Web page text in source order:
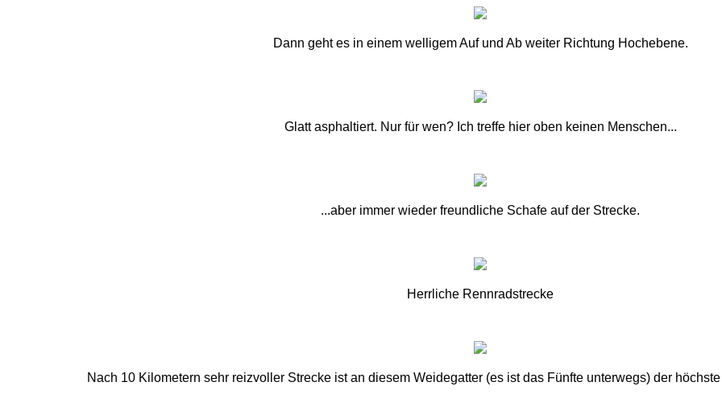
Dann geht es in einem welligem Auf und Ab weiter Richtung Hochebene.
Glatt asphaltiert. Nur für wen? Ich treffe hier oben keinen Menschen...
...aber immer wieder freundliche Schafe auf der Strecke.
Herrliche Rennradstrecke
Nach 10 Kilometern sehr reizvoller Strecke ist an diesem Weidegatter (es ist das Fünfte unterwegs) der